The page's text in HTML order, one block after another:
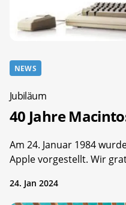
NEWS
Jubiläum
40 Jahre
Am 24. Januar 1984
Apple vorgestellt. Wir
24. Jan 2024